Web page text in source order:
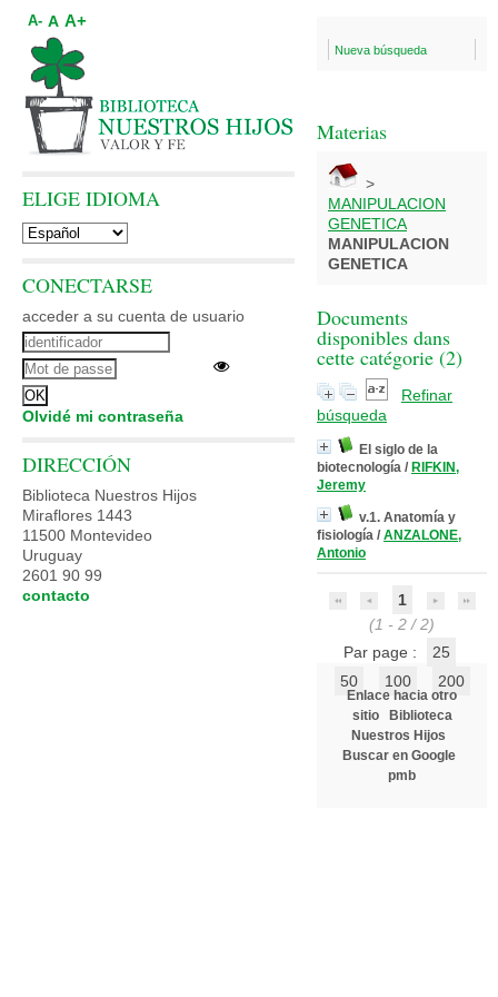
Nueva búsqueda
Materias
>
MANIPULACION
GENETICA
MANIPULACION
GENETICA
Documents
disponibles dans
cette catégorie (2)
Refinar
búsqueda
El siglo de la
biotecnología / RIFKIN,
Jeremy
v.1. Anatomía y
fisiología / ANZALONE,
Antonio
1
(1 - 2 / 2)
Par page :
25
50
100 200
Enlace hacia otro
sitio
Biblioteca
Nuestros Hijos
Buscar en Google
pmb
A- A A+
ELIGE IDIOMA
CONECTARSE
acceder a su cuenta de usuario
Olvidé mi contraseña
DIRECCIÓN
Biblioteca Nuestros Hijos
Miraflores 1443
11500 Montevideo
Uruguay
2601 90 99
contacto